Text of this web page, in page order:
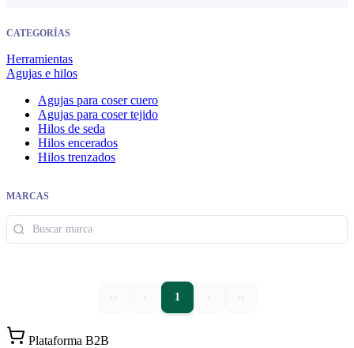
CATEGORÍAS
Herramientas
Agujas e hilos
Agujas para coser cuero
Agujas para coser tejido
Hilos de seda
Hilos encerados
Hilos trenzados
MARCAS
‹‹ ‹ 1 › ››
Plataforma B2B